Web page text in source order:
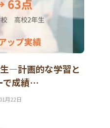
―計画的な学習と
で成績…
月22日